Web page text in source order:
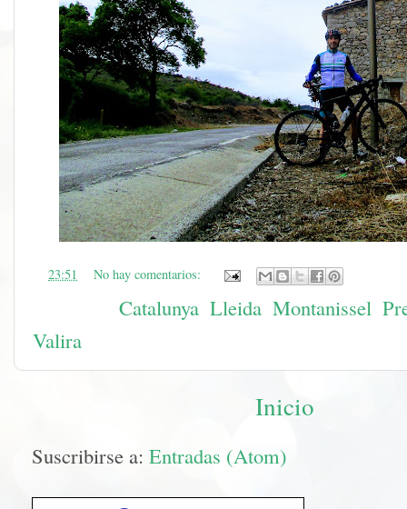
23:51 No hay comentarios:
Catalunya Lleida Montanissel
Valira
Inicio
Suscribirse a: Entradas (Atom)